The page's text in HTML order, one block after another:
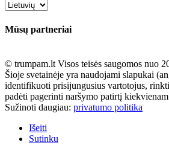
Mūsų partneriai
© trumpam.lt Visos teisės saugomos nuo
Šioje svetainėje yra naudojami slapukai
identifikuoti prisijungusius vartotojus,
padėti pagerinti naršymo patirtį
Sužinoti daugiau: privatumo politika
Išeiti
Sutinku